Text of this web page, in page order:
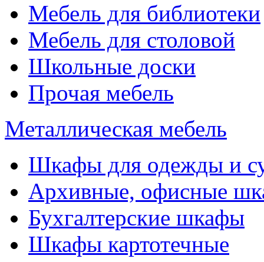
Мебель для библиотеки
Мебель для столовой
Школьные доски
Прочая мебель
Металлическая мебель
Шкафы для одежды и
Архивные, офисные
Бухгалтерские шкафы
Шкафы картотечные